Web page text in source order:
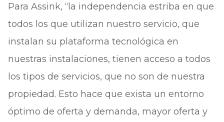
Para Assink, “la independencia estriba en que
todos los que utilizan nuestro servicio, que
instalan su plataforma tecnológica en
nuestras instalaciones, tienen acceso a todos
los tipos de servicios, que no son de nuestra
propiedad. Esto hace que exista un entorno
óptimo de oferta y demanda, mayor oferta y